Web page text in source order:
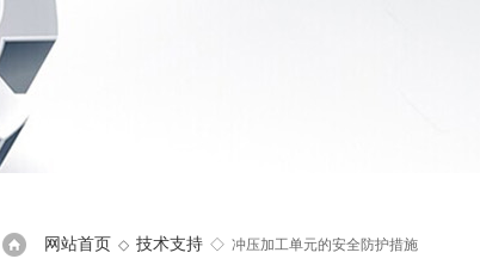
网站首页 ◇ 技术支持 ◇ 冲压加工单元的安全防护措施